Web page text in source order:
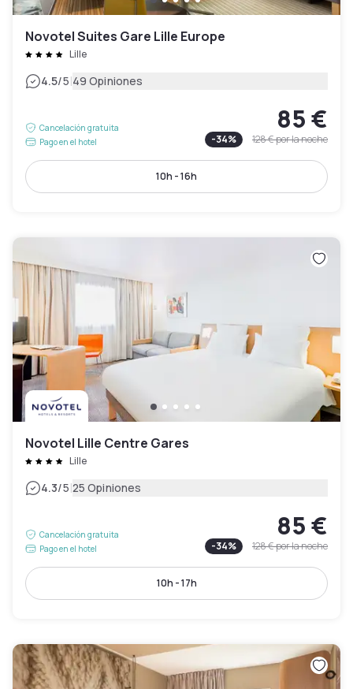
Novotel Suites Gare Lille Europe
Lille
4.5/5|49 Opiniones
Cancelación gratuita
Pago en el hotel
85 €
-34% 128 €por la noche
10h - 16h
Novotel Lille Centre Gares
Lille
4.3/5|25 Opiniones
Cancelación gratuita
Pago en el hotel
85 €
-34% 128 €por la noche
10h - 17h